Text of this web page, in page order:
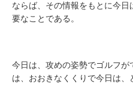
ならば、その情報をもとに今
要なことである。
今日は、攻めの姿勢でゴルフ
は、おおきなくくりで今日は